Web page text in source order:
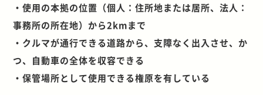
・使用の本拠の位置（個人：住所地または居所、法人：
事務所の所在地）から2kmまで
・クルマが通行できる道路から、支障なく出入させ、か
つ、自動車の全体を収容できる
・保管場所として使用できる権原を有している